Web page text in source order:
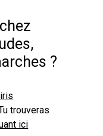
?
trouveras
ici